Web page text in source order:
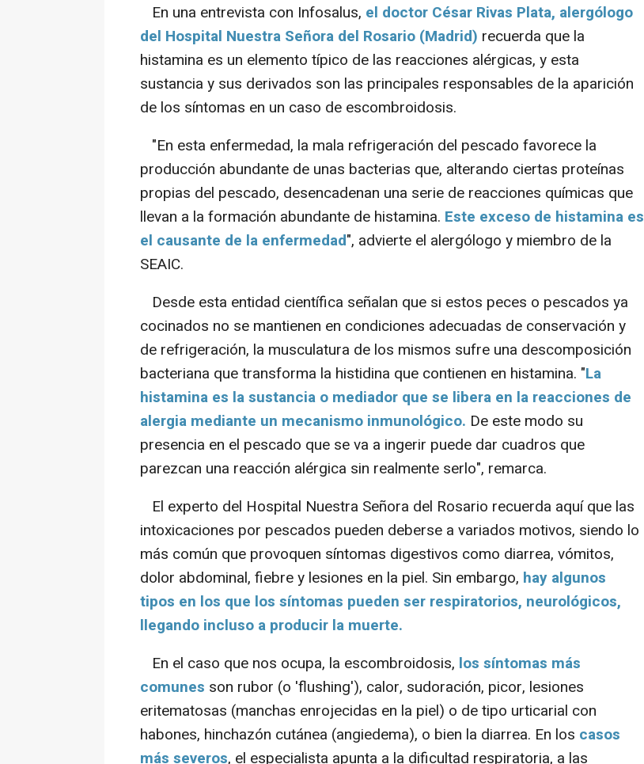
En una entrevista con Infosalus, el doctor César Rivas Plata, alergólogo
del Hospital Nuestra Señora del Rosario (Madrid) recuerda que la
histamina es un elemento típico de las reacciones alérgicas, y esta
sustancia y sus derivados son las principales responsables de la aparición
de los síntomas en un caso de escombroidosis.
"En esta enfermedad, la mala refrigeración del pescado favorece la
producción abundante de unas bacterias que, alterando ciertas proteínas
propias del pescado, desencadenan una serie de reacciones químicas que
llevan a la formación abundante de histamina. Este exceso de histamina es
el causante de la enfermedad", advierte el alergólogo y miembro de la
SEAIC.
Desde esta entidad científica señalan que si estos peces o pescados ya
cocinados no se mantienen en condiciones adecuadas de conservación y
de refrigeración, la musculatura de los mismos sufre una descomposición
bacteriana que transforma la histidina que contienen en histamina. "La
histamina es la sustancia o mediador que se libera en la reacciones de
alergia mediante un mecanismo inmunológico. De este modo su
presencia en el pescado que se va a ingerir puede dar cuadros que
parezcan una reacción alérgica sin realmente serlo", remarca.
El experto del Hospital Nuestra Señora del Rosario recuerda aquí que las
intoxicaciones por pescados pueden deberse a variados motivos, siendo lo
más común que provoquen síntomas digestivos como diarrea, vómitos,
dolor abdominal, fiebre y lesiones en la piel. Sin embargo, hay algunos
tipos en los que los síntomas pueden ser respiratorios, neurológicos,
llegando incluso a producir la muerte.
En el caso que nos ocupa, la escombroidosis, los síntomas más
comunes son rubor (o 'flushing'), calor, sudoración, picor, lesiones
eritematosas (manchas enrojecidas en la piel) o de tipo urticarial con
habones, hinchazón cutánea (angiedema), o bien la diarrea. En los casos
más severos, el especialista apunta a la dificultad respiratoria, a las